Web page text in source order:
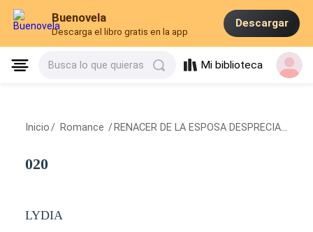
Buenovela
Descarga el libro gratis en la app
Descargar
Busca lo que quieras Mi biblioteca
Inicio / Romance / RENACER DE LA ESPOSA DESPRECIADA
020
LYDIA